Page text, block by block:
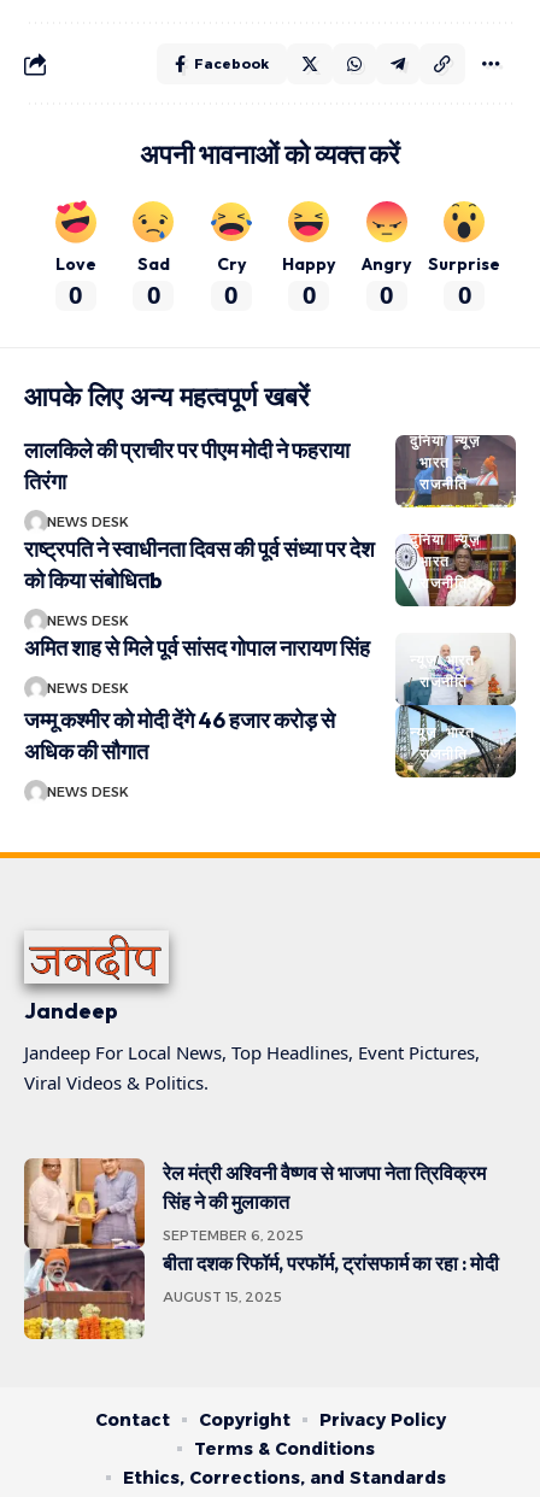
Facebook
अपनी भावनाओं को व्यक्त करें
Love
0
Sad
0
Cry
0
Happy
0
Angry
0
Surprise
0
आपके लिए अन्य महत्वपूर्ण खबरें
दुनिया न्यूज़
भारत
राजनीति
लालकिले की प्राचीर पर पीएम मोदी ने फहराया
तिरंगा
NEWS DESK
दुनिया न्यूज़
भारत
राजनीति
राष्ट्रपति ने स्वाधीनता दिवस की पूर्व संध्या पर देश
को किया संबोधितb
NEWS DESK
न्यूज़ भारत
राजनीति
अमित शाह से मिले पूर्व सांसद गोपाल नारायण सिंह
NEWS DESK
न्यूज़ भारत
राजनीति
जम्मू कश्मीर को मोदी देंगे 46 हजार करोड़ से
अधिक की सौगात
NEWS DESK
Jandeep
Jandeep For Local News, Top Headlines, Event Pictures,
Viral Videos & Politics.
रेल मंत्री अश्विनी वैष्णव से भाजपा नेता त्रिविक्रम
सिंह ने की मुलाकात
SEPTEMBER 6, 2025
बीता दशक रिफॉर्म, परफॉर्म, ट्रांसफार्म का रहा : मोदी
AUGUST 15, 2025
Contact Copyright
Privacy Policy
Terms & Conditions
Ethics, Corrections, and Standards